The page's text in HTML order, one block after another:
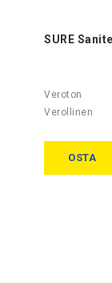
SURE
OSTA